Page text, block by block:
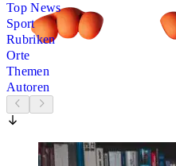
Top News
Sport
Rubriken
Orte
Themen
Autoren